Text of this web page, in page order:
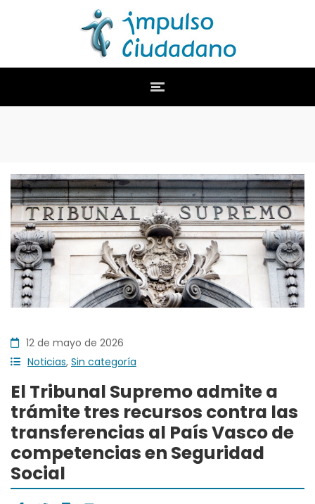
12 de mayo de 2026
Noticias, Sin categoría
El Tribunal Supremo admite a
trámite tres recursos contra las
transferencias al País Vasco de
competencias en Seguridad
Social